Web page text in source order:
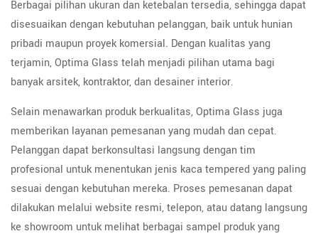
Berbagai pilihan ukuran dan ketebalan tersedia, sehingga dapat
disesuaikan dengan kebutuhan pelanggan, baik untuk hunian
pribadi maupun proyek komersial. Dengan kualitas yang
terjamin, Optima Glass telah menjadi pilihan utama bagi
banyak arsitek, kontraktor, dan desainer interior.
Selain menawarkan produk berkualitas, Optima Glass juga
memberikan layanan pemesanan yang mudah dan cepat.
Pelanggan dapat berkonsultasi langsung dengan tim
profesional untuk menentukan jenis kaca tempered yang paling
sesuai dengan kebutuhan mereka. Proses pemesanan dapat
dilakukan melalui website resmi, telepon, atau datang langsung
ke showroom untuk melihat berbagai sampel produk yang